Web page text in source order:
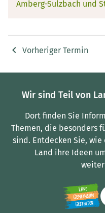
Amberg-Sulzbach und
Vorheriger Termin
Wir sind Teil von
Dort finden Sie
Themen, die besonders
sind. Entdecken Sie,
Land ihre Ideen